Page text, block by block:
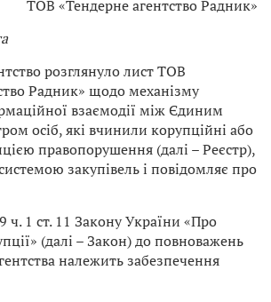
ТОВ «Тендерне агентство Радник»
розглянуло лист ТОВ
Радник» щодо механізму
взаємодії між Єдиним
осіб, які вчинили корупційні або
правопорушення (далі – Реєстр),
закупівель і повідомляє про
ч. 1 ст. 11 Закону України «Про
(далі – Закон) до повноважень
належить забезпечення